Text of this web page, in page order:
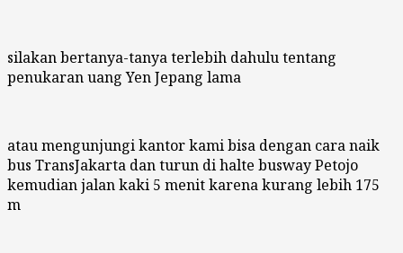
silakan bertanya-tanya terlebih dahulu tentang
penukaran uang Yen Jepang lama
atau mengunjungi kantor kami bisa dengan cara naik
bus TransJakarta dan turun di halte busway Petojo
kemudian jalan kaki 5 menit karena kurang lebih 175
m